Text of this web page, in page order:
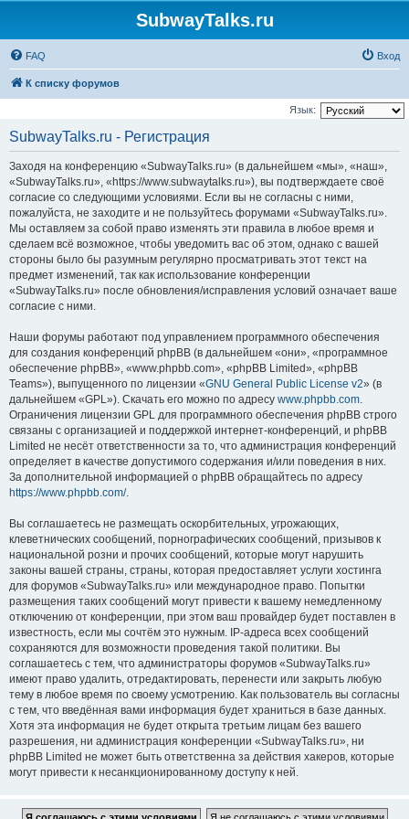
SubwayTalks.ru
FAQ Вход
К списку форумов
Язык:
SubwayTalks.ru - Регистрация
Заходя на конференцию «SubwayTalks.ru» (в дальнейшем «мы», «наш»,
«SubwayTalks.ru», «https://www.subwaytalks.ru»), вы подтверждаете своё
согласие со следующими условиями. Если вы не согласны с ними,
пожалуйста, не заходите и не пользуйтесь форумами «SubwayTalks.ru».
Мы оставляем за собой право изменять эти правила в любое время и
сделаем всё возможное, чтобы уведомить вас об этом, однако с вашей
стороны было бы разумным регулярно просматривать этот текст на
предмет изменений, так как использование конференции
«SubwayTalks.ru» после обновления/исправления условий означает ваше
согласие с ними.
Наши форумы работают под управлением программного обеспечения
для создания конференций phpBB (в дальнейшем «они», «программное
обеспечение phpBB», «www.phpbb.com», «phpBB Limited», «phpBB
Teams»), выпущенного по лицензии «GNU General Public License v2» (в
дальнейшем «GPL»). Скачать его можно по адресу www.phpbb.com.
Ограничения лицензии GPL для программного обеспечения phpBB строго
связаны с организацией и поддержкой интернет-конференций, и phpBB
Limited не несёт ответственности за то, что администрация конференций
определяет в качестве допустимого содержания и/или поведения в них.
За дополнительной информацией о phpBB обращайтесь по адресу
https://www.phpbb.com/.
Вы соглашаетесь не размещать оскорбительных, угрожающих,
клеветнических сообщений, порнографических сообщений, призывов к
национальной розни и прочих сообщений, которые могут нарушить
законы вашей страны, страны, которая предоставляет услуги хостинга
для форумов «SubwayTalks.ru» или международное право. Попытки
размещения таких сообщений могут привести к вашему немедленному
отключению от конференции, при этом ваш провайдер будет поставлен в
известность, если мы сочтём это нужным. IP-адреса всех сообщений
сохраняются для возможности проведения такой политики. Вы
соглашаетесь с тем, что администраторы форумов «SubwayTalks.ru»
имеют право удалить, отредактировать, перенести или закрыть любую
тему в любое время по своему усмотрению. Как пользователь вы согласны
с тем, что введённая вами информация будет храниться в базе данных.
Хотя эта информация не будет открыта третьим лицам без вашего
разрешения, ни администрация конференции «SubwayTalks.ru», ни
phpBB Limited не может быть ответственна за действия хакеров, которые
могут привести к несанкционированному доступу к ней.